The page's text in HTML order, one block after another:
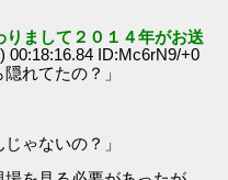
りまして２０１４年がお送
00:18:16.84 ID:Mc6rN9/+0
れてたの？」
ゃないの？」